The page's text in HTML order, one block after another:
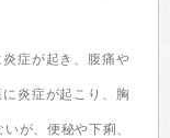
症が起き、腹痛や
炎症が起こり、胸
が、便秘や下痢、